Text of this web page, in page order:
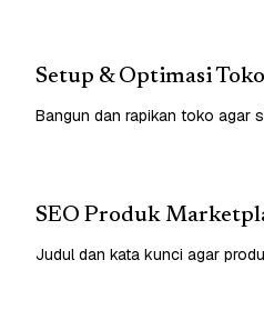
Setup & Optimasi Toko
Bangun dan rapikan toko agar
SEO Produk
Judul dan kata kunci agar